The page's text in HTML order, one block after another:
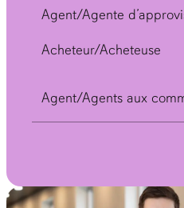
Agent/Agente
Acheteur/Acheteuse
Agent/Agents aux